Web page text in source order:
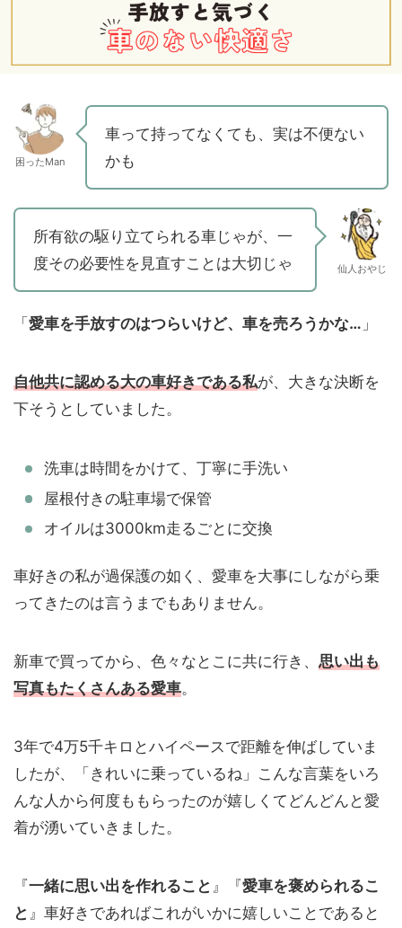
困ったMan
車って持ってなくても、実は不便ない
かも
所有欲の駆り立てられる車じゃが、一
度その必要性を見直すことは大切じゃ
仙人おやじ
「 愛車を手放すのはつらいけど、車を売ろうかな… 」
自他共に認める大の車好きである私が、大きな決断を
下そうとしていました。
洗車は時間をかけて、丁寧に手洗い
屋根付きの駐車場で保管
オイルは3000km走るごとに交換
車好きの私が過保護の如く、愛車を大事にしながら乗
ってきたのは言うまでもありません。
新車で買ってから、色々なとこに共に行き、 思い出も
写真もたくさんある愛車。
3年で4万5千キロとハイペースで距離を伸ばしていま
したが、「きれいに乗っているね」こんな言葉をいろ
んな人から何度ももらったのが嬉しくてどんどんと愛
着が湧いていきました。
『一緒に思い出を作れること 』『愛車を褒められるこ
と 』車好きであればこれがいかに嬉しいことであると